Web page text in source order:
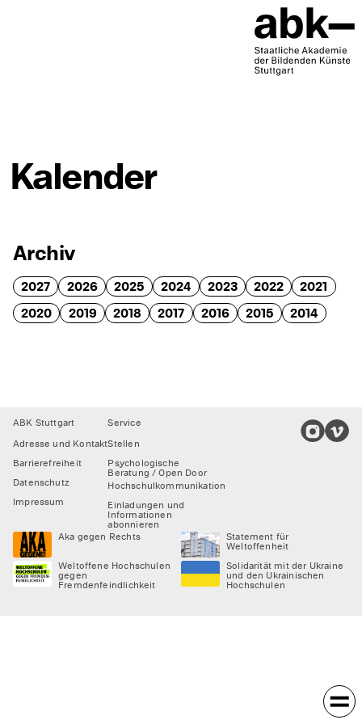
Kalender
Archiv
2027 2026 2025 2024 2023 2022
2021
2020
2019 2018 2017 2016 2015 2014
Footer
ABK Stuttgart
Adresse und Kontakt
Barrierefreiheit
Datenschutz
Impressum
Service
Stellen
Psychologische
Beratung / Open Door
Hochschulkommunikation
Einladungen und
Informationen
abonnieren
Aka gegen Rechts
Statement für
Weltoffenheit
Weltoffene Hochschulen
gegen
Fremdenfeindlichkeit
Solidarität mit der Ukraine
und den Ukrainischen
Hochschulen